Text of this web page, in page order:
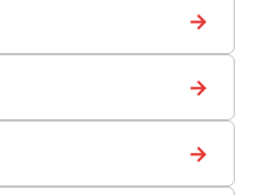
→
→
→